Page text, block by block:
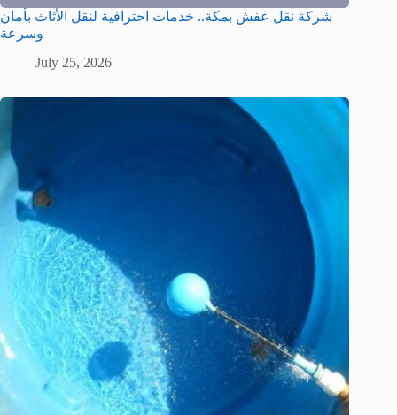
شركة نقل عفش بمكة.. خدمات احترافية لنقل الأثاث بأمان
وسرعة
July 25, 2026